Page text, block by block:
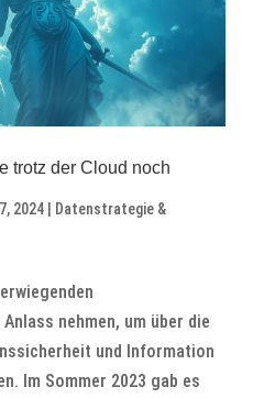
trotz der Cloud noch
2024|
Datenstrategie &
nehmen, um über die
und Information
Im Sommer 2023 gab es